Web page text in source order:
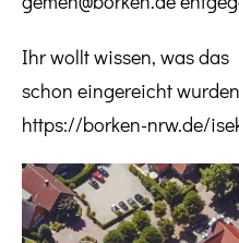
Ihr wollt wissen, was
schon eingereicht
https://borken-nrw.de/